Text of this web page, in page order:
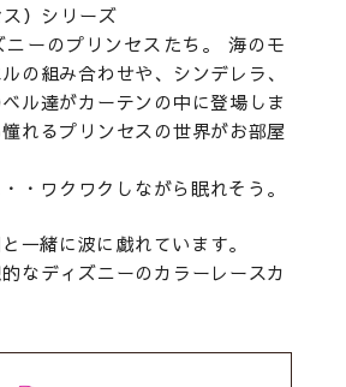
）シリーズ
ーのプリンセスたち。 海のモ
の組み合わせや、シンデレラ、
ル達がカーテンの中に登場しま
れるプリンセスの世界がお部屋
・ワクワクしながら眠れそう。
一緒に波に戯れています。
なディズニーのカラーレースカ